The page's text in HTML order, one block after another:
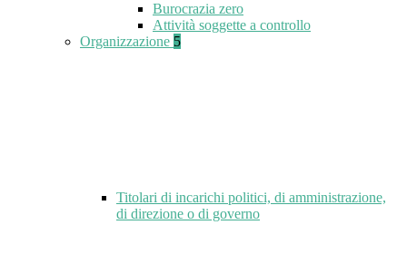
Burocrazia zero
Attività soggette a controllo
Organizzazione 5
Titolari di incarichi politici, di amministrazione,
di direzione o di governo